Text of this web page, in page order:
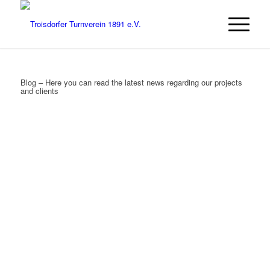
Blog – Here you can read the latest news regarding our projects
and clients